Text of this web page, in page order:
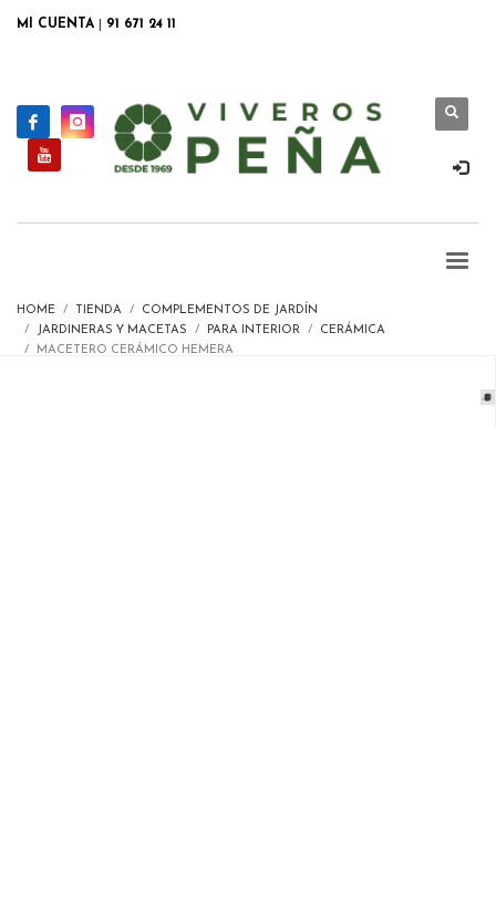
MI CUENTA 91 671 24 11
HOME TIENDA
COMPLEMENTOS DE JARDÍN
JARDINERAS Y MACETAS
PARA INTERIOR
CERÁMICA
MACETERO CERÁMICO HEMERA